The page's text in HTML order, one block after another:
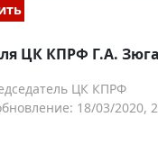
ЦК КПРФ Г.А.
ЦК КПРФ
18/03/2020,